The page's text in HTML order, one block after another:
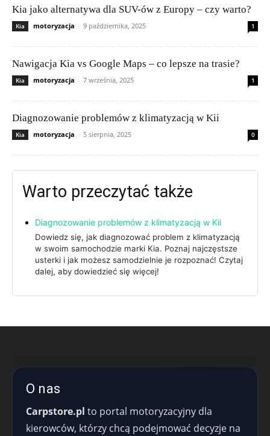
Kia jako alternatywa dla SUV-ów z Europy – czy warto?
Kia motoryzacja - 9 października, 2025 1
Nawigacja Kia vs Google Maps – co lepsze na trasie?
Kia motoryzacja - 7 września, 2025 1
Diagnozowanie problemów z klimatyzacją w Kii
Kia motoryzacja - 5 sierpnia, 2025 0
Warto przeczytać także
Diagnozowanie problemów z klimatyzacją w Kii
Dowiedz się, jak diagnozować problem z klimatyzacją
w swoim samochodzie marki Kia. Poznaj najczęstsze
usterki i jak możesz samodzielnie je rozpoznać! Czytaj
dalej, aby dowiedzieć się więcej!
O nas
Carpstore.pl to portal motoryzacyjny dla
kierowców, którzy chcą podejmować decyzje na